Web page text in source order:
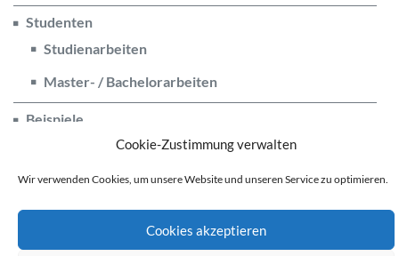
Cookie-Zustimmung verwalten
Wir verwenden Cookies, um unsere Website und unseren Service zu optimieren.
Cookies akzeptieren
Studenten
Studienarbeiten
Master- / Bachelorarbeiten
Beispiele